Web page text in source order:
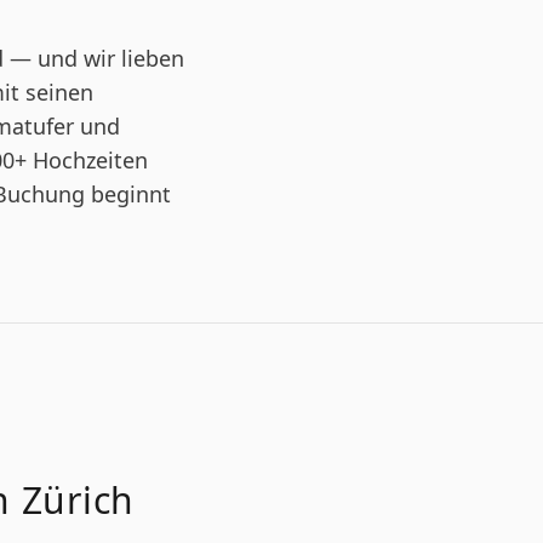
— und wir lieben
seinen
und
Hochzeiten
beginnt
Zürich